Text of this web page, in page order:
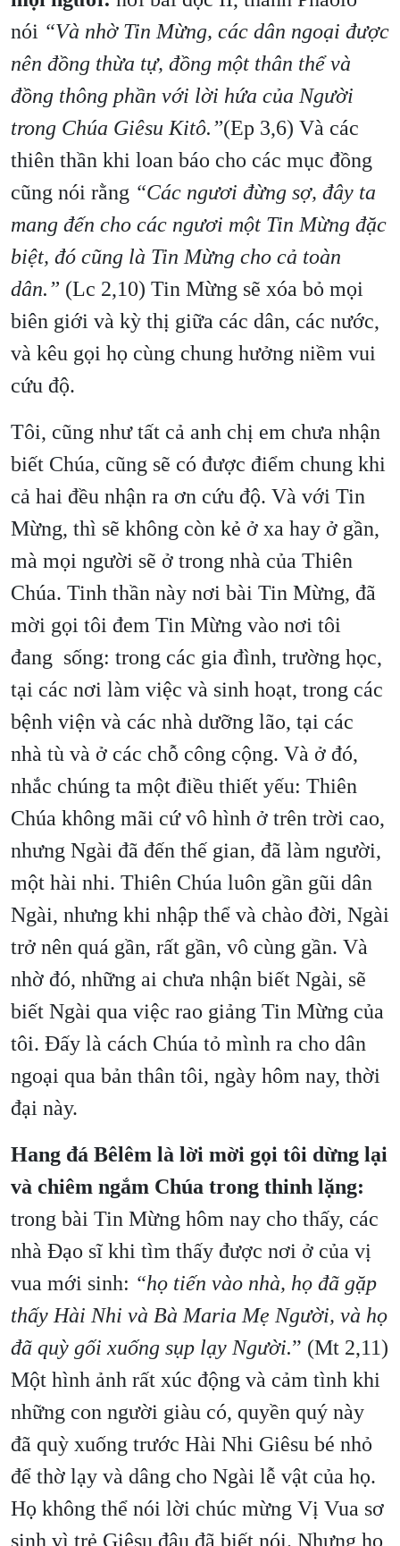
nói “Và nhờ Tin Mừng, các dân ngoại được
nên đồng thừa tự, đồng một thân thể và
đồng thông phần với lời hứa của Người
trong Chúa Giêsu Kitô.”(Ep 3,6) Và các
thiên thần khi loan báo cho các mục đồng
cũng nói rằng “Các ngươi đừng sợ, đây ta
mang đến cho các ngươi một Tin Mừng đặc
biệt, đó cũng là Tin Mừng cho cả toàn
dân.” (Lc 2,10) Tin Mừng sẽ xóa bỏ mọi
biên giới và kỳ thị giữa các dân, các nước,
và kêu gọi họ cùng chung hưởng niềm vui
cứu độ.
Tôi, cũng như tất cả anh chị em chưa nhận
biết Chúa, cũng sẽ có được điểm chung khi
cả hai đều nhận ra ơn cứu độ. Và với Tin
Mừng, thì sẽ không còn kẻ ở xa hay ở gần,
mà mọi người sẽ ở trong nhà của Thiên
Chúa. Tinh thần này nơi bài Tin Mừng, đã
mời gọi tôi đem Tin Mừng vào nơi tôi
đang sống: trong các gia đình, trường học,
tại các nơi làm việc và sinh hoạt, trong các
bệnh viện và các nhà dưỡng lão, tại các
nhà tù và ở các chỗ công cộng. Và ở đó,
nhắc chúng ta một điều thiết yếu: Thiên
Chúa không mãi cứ vô hình ở trên trời cao,
nhưng Ngài đã đến thế gian, đã làm người,
một hài nhi. Thiên Chúa luôn gần gũi dân
Ngài, nhưng khi nhập thể và chào đời, Ngài
trở nên quá gần, rất gần, vô cùng gần. Và
nhờ đó, những ai chưa nhận biết Ngài, sẽ
biết Ngài qua việc rao giảng Tin Mừng của
tôi. Đấy là cách Chúa tỏ mình ra cho dân
ngoại qua bản thân tôi, ngày hôm nay, thời
đại này.
Hang đá Bêlêm là lời mời gọi tôi dừng lại
và chiêm ngắm Chúa trong thinh lặng:
trong bài Tin Mừng hôm nay cho thấy, các
nhà Đạo sĩ khi tìm thấy được nơi ở của vị
vua mới sinh: “họ tiến vào nhà, họ đã gặp
thấy Hài Nhi và Bà Maria Mẹ Người, và họ
đã quỳ gối xuống sụp lạy Người.” (Mt 2,11)
Một hình ảnh rất xúc động và cảm tình khi
những con người giàu có, quyền quý này
đã quỳ xuống trước Hài Nhi Giêsu bé nhỏ
để thờ lạy và dâng cho Ngài lễ vật của họ.
Họ không thể nói lời chúc mừng Vị Vua sơ
sinh vì trẻ Giêsu đâu đã biết nói. Nhưng họ